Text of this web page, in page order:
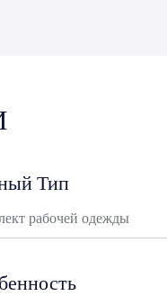
Тип
рабочей одежды